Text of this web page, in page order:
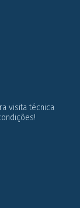
visita técnica